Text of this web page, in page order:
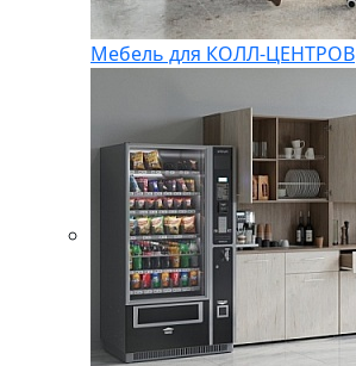
Мебель для КОЛЛ-ЦЕНТРОВ